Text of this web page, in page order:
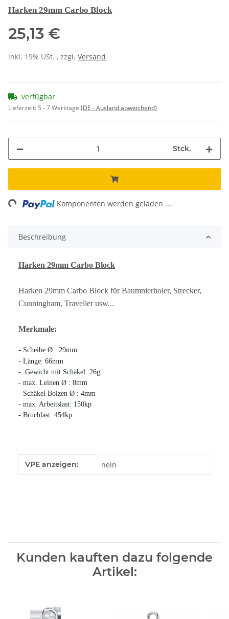
Harken 29mm Carbo Block
25,13 €
inkl. 19% USt. , zzgl. Versand
verfügbar
Lieferzeit: 5 - 7 Werktage (DE - Ausland abweichend)
Stck.
Komponenten werden geladen ...
Beschreibung
Harken 29mm Carbo Block
Harken 29mm Carbo Block für Baumnierholer, Strecker,
Cunningham, Traveller usw...
Merkmale:
- Scheibe Ø : 29mm
- Länge: 66mm
-. Gewicht mit Schäkel: 26g
- max. Leinen Ø : 8mm
- Schäkel Bolzen Ø : 4mm
- max. Arbeitslast: 150kp
- Bruchlast: 454kp
Produkteigenschaft
Wert
VPE anzeigen: nein
Kunden kauften dazu folgende
Artikel: